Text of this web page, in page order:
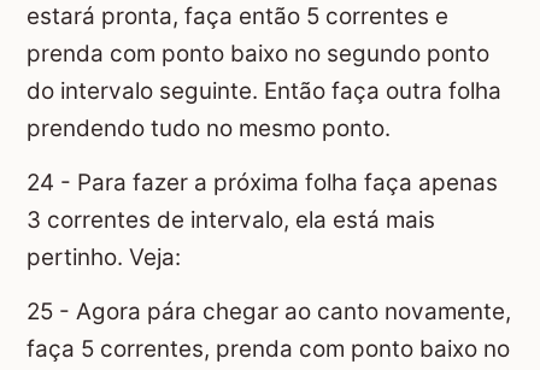
estará pronta, faça então 5 correntes e
prenda com ponto baixo no segundo ponto
do intervalo seguinte. Então faça outra folha
prendendo tudo no mesmo ponto.
24 - Para fazer a próxima folha faça apenas
3 correntes de intervalo, ela está mais
pertinho. Veja:
25 - Agora pára chegar ao canto novamente,
faça 5 correntes, prenda com ponto baixo no